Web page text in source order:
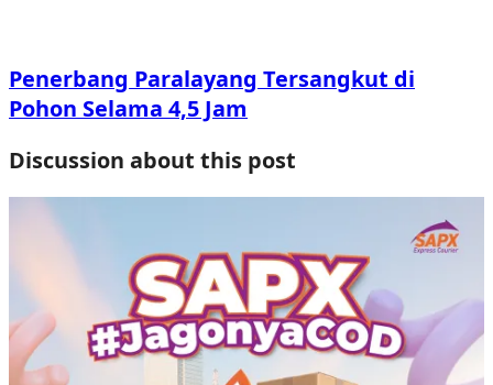
Penerbang Paralayang Tersangkut di
Pohon Selama 4,5 Jam
Discussion about this post